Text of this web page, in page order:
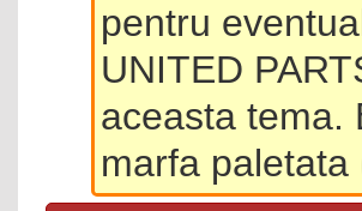
pentru
UNITED
aceasta tema.
marfa